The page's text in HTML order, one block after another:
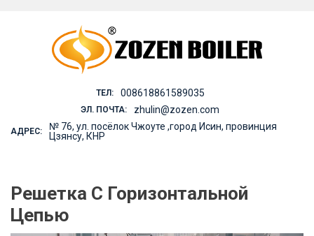
ТЕЛ: 008618861589035
ЭЛ. ПОЧТА: zhulin@zozen.com
АДРЕС:
№ 76, ул. посёлок Чжоуте ,город Исин, провинция
Цзянсу, КНР
Решетка С Горизонтальной
Цепью